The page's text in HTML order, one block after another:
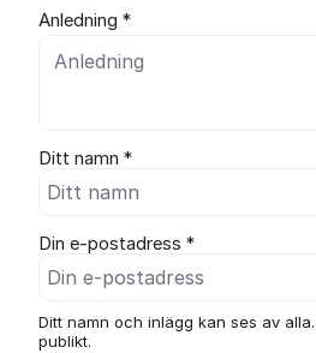
Anledning *
Ditt namn *
Din e-postadress *
Ditt namn och inlägg kan ses av
publikt.